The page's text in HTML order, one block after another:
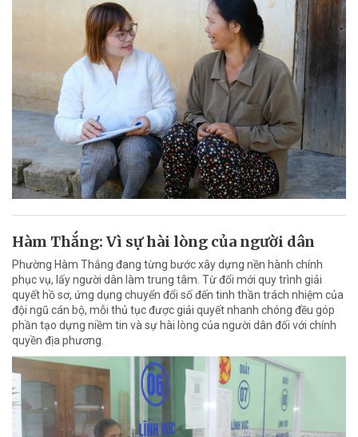
Hàm Thắng: Vì sự hài lòng của người dân
Phường Hàm Thắng đang từng bước xây dựng nền hành chính
phục vụ, lấy người dân làm trung tâm. Từ đổi mới quy trình giải
quyết hồ sơ, ứng dụng chuyển đổi số đến tinh thần trách nhiệm của
đội ngũ cán bộ, mỗi thủ tục được giải quyết nhanh chóng đều góp
phần tạo dựng niềm tin và sự hài lòng của người dân đối với chính
quyền địa phương.